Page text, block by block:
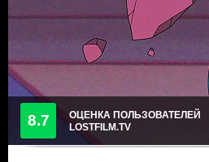
8.7
ОЦЕНКА ПОЛЬЗОВАТЕЛЕЙ
LOSTFILM.TV